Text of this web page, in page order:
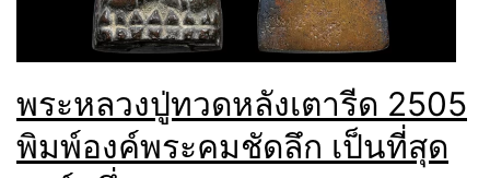
พระหลวงปู่ทวดหลังเตารีด 2505
พิมพ์องค์พระคมชัดลึก เป็นที่สุด